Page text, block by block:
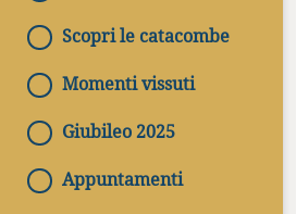
Scopri le catacombe
Momenti vissuti
Giubileo 2025
Appuntamenti